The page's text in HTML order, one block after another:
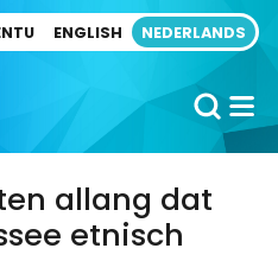
ENGLISH NEDERLANDS
allang dat
etnisch